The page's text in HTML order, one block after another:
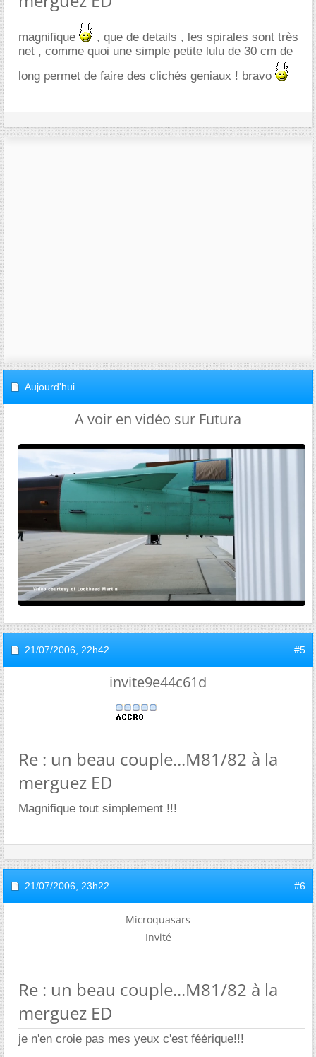
magnifique
, que de details , les spirales sont très
net , comme quoi une simple petite lulu de 30 cm de
long permet de faire des clichés geniaux ! bravo
Aujourd'hui
A voir en vidéo sur Futura
21/07/2006, 22h42 #5
invite9e44c61d
Re : un beau couple...M81/82 à la
merguez ED
Magnifique tout simplement !!!
21/07/2006, 23h22 #6
Microquasars
Invité
Re : un beau couple...M81/82 à la
merguez ED
je n'en croie pas mes yeux c'est féérique!!!